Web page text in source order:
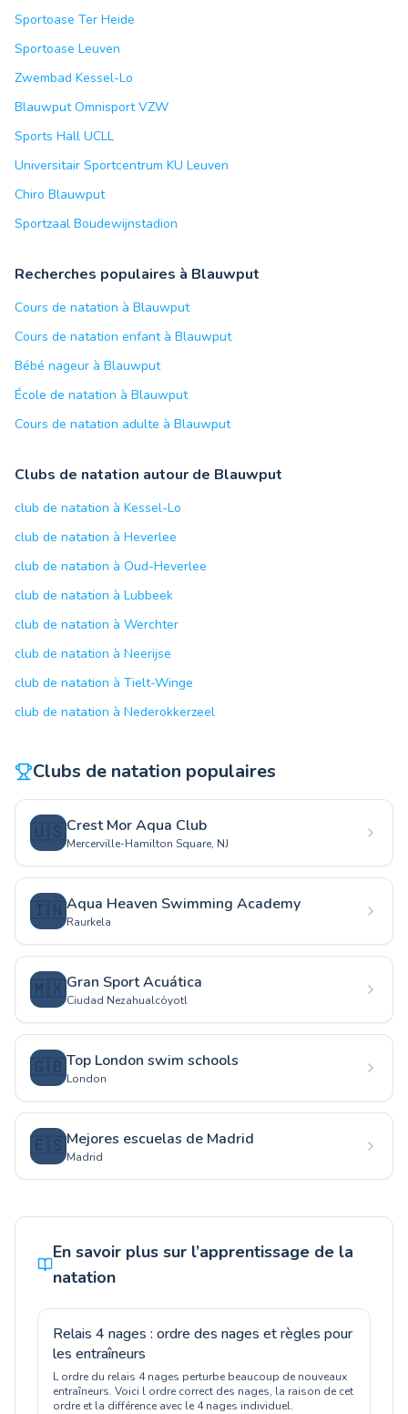
Sportoase Ter Heide
Sportoase Leuven
Zwembad Kessel-Lo
Blauwput Omnisport VZW
Sports Hall UCLL
Universitair Sportcentrum KU Leuven
Chiro Blauwput
Sportzaal Boudewijnstadion
Recherches populaires à Blauwput
Cours de natation à Blauwput
Cours de natation enfant à Blauwput
Bébé nageur à Blauwput
École de natation à Blauwput
Cours de natation adulte à Blauwput
Clubs de natation autour de Blauwput
club de natation à Kessel-Lo
club de natation à Heverlee
club de natation à Oud-Heverlee
club de natation à Lubbeek
club de natation à Werchter
club de natation à Neerijse
club de natation à Tielt-Winge
club de natation à Nederokkerzeel
Clubs de natation populaires
🇺🇸Crest Mor Aqua Club
Mercerville-Hamilton Square, NJ
🇮🇳Aqua Heaven Swimming Academy
Raurkela
🇲🇽Gran Sport Acuática
Ciudad Nezahualcóyotl
🇬🇧Top London swim schools
London
🇪🇸Mejores escuelas de Madrid
Madrid
En savoir plus sur l’apprentissage de la
natation
Relais 4 nages : ordre des nages et règles pour
les entraîneurs
L ordre du relais 4 nages perturbe beaucoup de nouveaux
entraîneurs. Voici l ordre correct des nages, la raison de cet
ordre et la différence avec le 4 nages individuel.